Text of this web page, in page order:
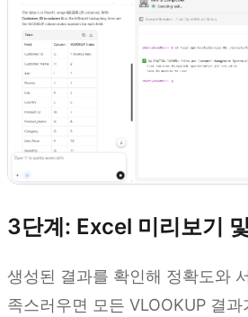
3단계: Excel 미리보기
생성된 결과를 확인해 정확도와
족스러우면 모든 VLOOKUP 결